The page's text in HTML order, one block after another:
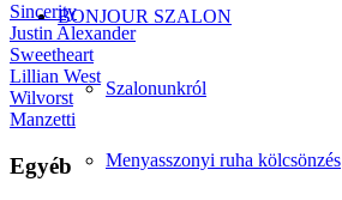
BONJOUR SZALON
Szalonunkról
Menyasszonyi ruha kölcsönzés
Sincerity
Justin Alexander
Sweetheart
Lillian West
Wilvorst
Manzetti
Egyéb